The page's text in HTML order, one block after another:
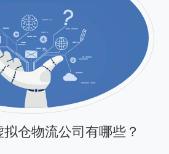
仓物流公司有哪些？